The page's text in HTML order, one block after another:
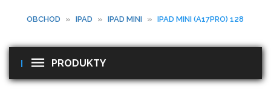
OBCHOD » IPAD » IPAD MINI » IPAD MINI (A17PRO) 128
PRODUKTY